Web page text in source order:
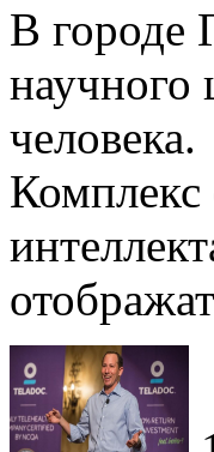
В городе
научного
человека.
Комплекс